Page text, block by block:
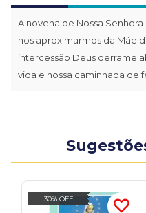
A novena de Nossa
nos aproximarmos da Mãe
intercessão Deus derrame
vida e nossa caminhada de
30% OFF